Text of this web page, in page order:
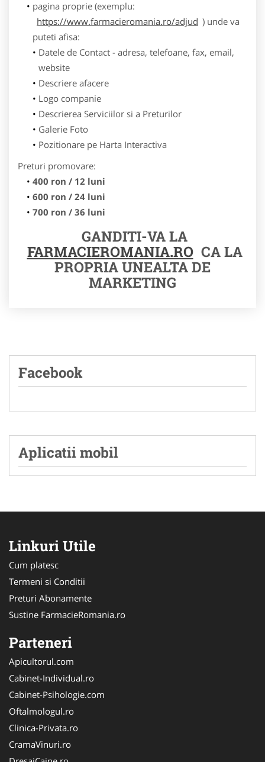
pagina proprie (exemplu:
https://www.farmacieromania.ro/adjud ) unde va
puteti afisa:
Datele de Contact - adresa, telefoane, fax, email,
website
Descriere afacere
Logo companie
Descrierea Serviciilor si a Preturilor
Galerie Foto
Pozitionare pe Harta Interactiva
Preturi promovare:
400 ron / 12 luni
600 ron / 24 luni
700 ron / 36 luni
GANDITI-VA LA
FARMACIEROMANIA.RO CA LA
PROPRIA UNEALTA DE
MARKETING
Facebook
Aplicatii mobil
Linkuri Utile
Cum platesc
Termeni si Conditii
Preturi Abonamente
Sustine FarmacieRomania.ro
Parteneri
Apicultorul.com
Cabinet-Individual.ro
Cabinet-Psihologie.com
Oftalmologul.ro
Clinica-Privata.ro
CramaVinuri.ro